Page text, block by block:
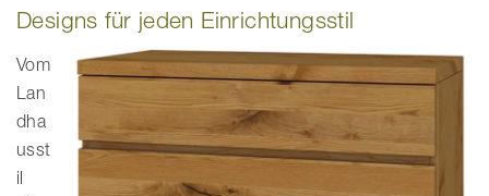
Designs für jeden Einrichtungsstil
Vom
Lan
dha
usst
il